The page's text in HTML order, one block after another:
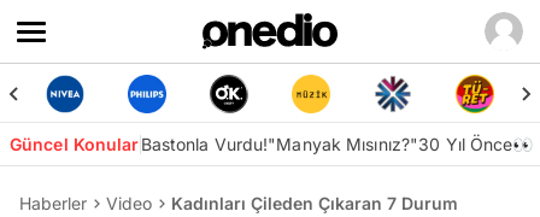
Güncel KonularBastonla Vurdu!"Manyak Mısınız?"30 Yıl Önce👀
Haberler Video Kadınları Çileden Çıkaran 7 Durum